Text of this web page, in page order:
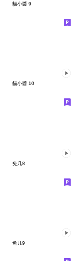
貓小醬 9
貓小醬 10
兔几8
兔几9